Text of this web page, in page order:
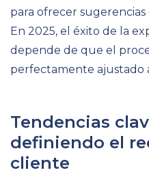
para ofrecer
En 2025, el éxito de la
depende de que el
perfectamente ajustado
Tendencias
definiendo el
cliente